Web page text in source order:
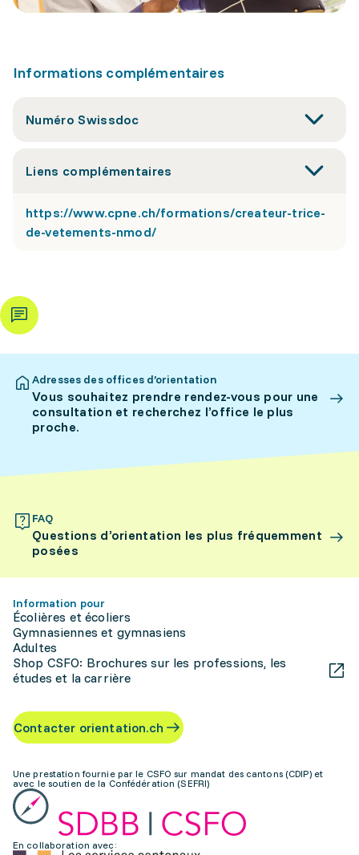
Informations complémentaires
Numéro Swissdoc
Liens complémentaires
https://www.cpne.ch/formations/createur-trice-
de-vetements-nmod/
Adresses des offices d’orientation
Vous souhaitez prendre rendez-vous pour une
consultation et recherchez l’office le plus
proche.
FAQ
Questions d’orientation les plus fréquemment
posées
Information pour
Écolières et écoliers
Gymnasiennes et gymnasiens
Adultes
Shop CSFO: Brochures sur les professions, les
études et la carrière
Contacter orientation.ch
Une prestation fournie par le CSFO sur mandat des cantons (CDIP) et
avec le soutien de la Confédération (SEFRI)
En collaboration avec: